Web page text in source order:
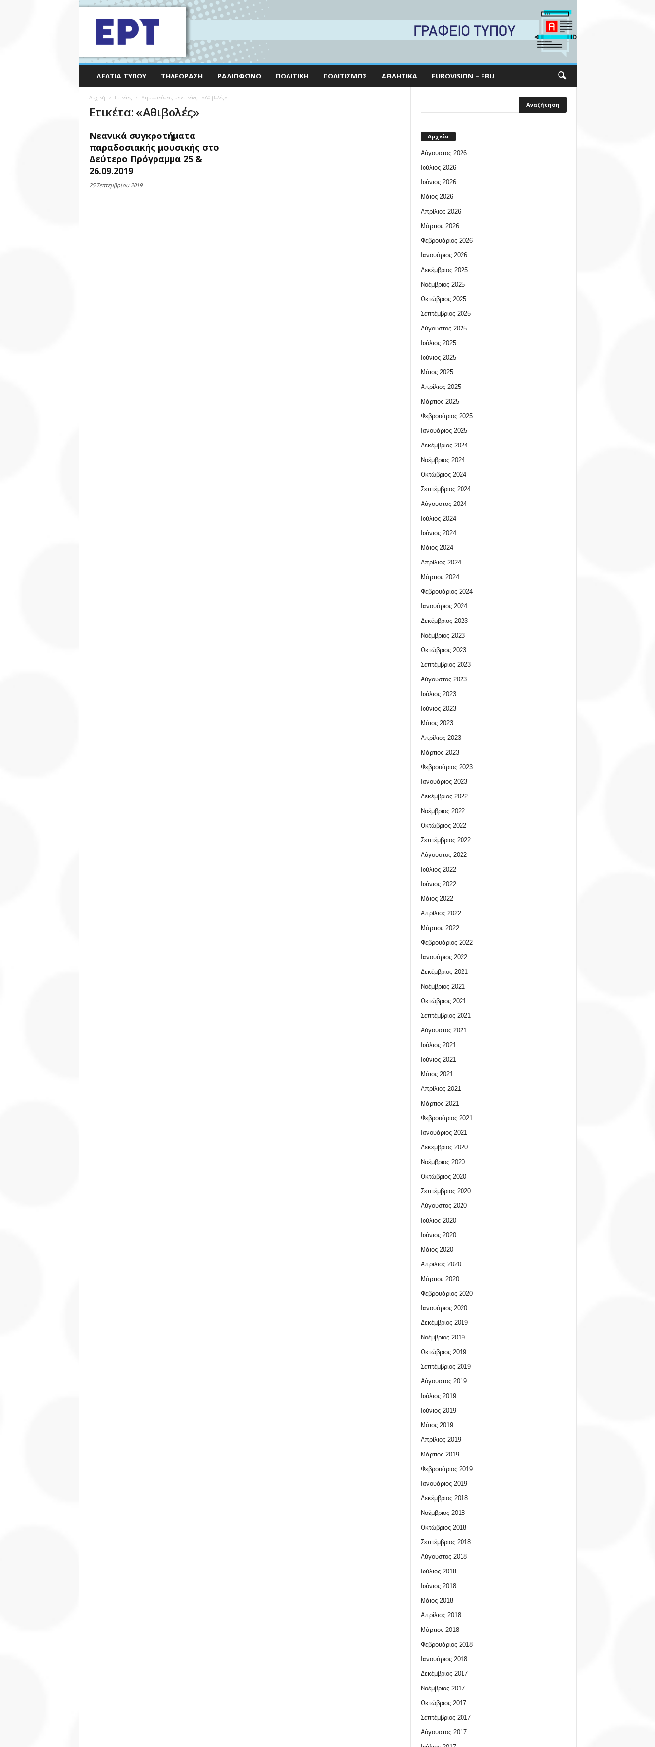
ΔΕΛΤΊΑ ΤΎΠΟΥ ΤΗΛΕΌΡΑΣΗ ΡΑΔΙΌΦΩΝΟ ΠΟΛΙΤΙΚΉ ΠΟΛΙΤΙΣΜΌΣ ΑΘΛΗΤΙΚΆ EUROVISION – EBU
Αρχική Ετικέτες Δημοσιεύσεις με ετικέτες "«Αθιβολές»"
Ετικέτα: «Αθιβολές»
Νεανικά συγκροτήματα
παραδοσιακής μουσικής στο
Δεύτερο Πρόγραμμα 25 &
26.09.2019
25 Σεπτεμβρίου 2019
Αρχείο
Αύγουστος 2026
Ιούλιος 2026
Ιούνιος 2026
Μάιος 2026
Απρίλιος 2026
Μάρτιος 2026
Φεβρουάριος 2026
Ιανουάριος 2026
Δεκέμβριος 2025
Νοέμβριος 2025
Οκτώβριος 2025
Σεπτέμβριος 2025
Αύγουστος 2025
Ιούλιος 2025
Ιούνιος 2025
Μάιος 2025
Απρίλιος 2025
Μάρτιος 2025
Φεβρουάριος 2025
Ιανουάριος 2025
Δεκέμβριος 2024
Νοέμβριος 2024
Οκτώβριος 2024
Σεπτέμβριος 2024
Αύγουστος 2024
Ιούλιος 2024
Ιούνιος 2024
Μάιος 2024
Απρίλιος 2024
Μάρτιος 2024
Φεβρουάριος 2024
Ιανουάριος 2024
Δεκέμβριος 2023
Νοέμβριος 2023
Οκτώβριος 2023
Σεπτέμβριος 2023
Αύγουστος 2023
Ιούλιος 2023
Ιούνιος 2023
Μάιος 2023
Απρίλιος 2023
Μάρτιος 2023
Φεβρουάριος 2023
Ιανουάριος 2023
Δεκέμβριος 2022
Νοέμβριος 2022
Οκτώβριος 2022
Σεπτέμβριος 2022
Αύγουστος 2022
Ιούλιος 2022
Ιούνιος 2022
Μάιος 2022
Απρίλιος 2022
Μάρτιος 2022
Φεβρουάριος 2022
Ιανουάριος 2022
Δεκέμβριος 2021
Νοέμβριος 2021
Οκτώβριος 2021
Σεπτέμβριος 2021
Αύγουστος 2021
Ιούλιος 2021
Ιούνιος 2021
Μάιος 2021
Απρίλιος 2021
Μάρτιος 2021
Φεβρουάριος 2021
Ιανουάριος 2021
Δεκέμβριος 2020
Νοέμβριος 2020
Οκτώβριος 2020
Σεπτέμβριος 2020
Αύγουστος 2020
Ιούλιος 2020
Ιούνιος 2020
Μάιος 2020
Απρίλιος 2020
Μάρτιος 2020
Φεβρουάριος 2020
Ιανουάριος 2020
Δεκέμβριος 2019
Νοέμβριος 2019
Οκτώβριος 2019
Σεπτέμβριος 2019
Αύγουστος 2019
Ιούλιος 2019
Ιούνιος 2019
Μάιος 2019
Απρίλιος 2019
Μάρτιος 2019
Φεβρουάριος 2019
Ιανουάριος 2019
Δεκέμβριος 2018
Νοέμβριος 2018
Οκτώβριος 2018
Σεπτέμβριος 2018
Αύγουστος 2018
Ιούλιος 2018
Ιούνιος 2018
Μάιος 2018
Απρίλιος 2018
Μάρτιος 2018
Φεβρουάριος 2018
Ιανουάριος 2018
Δεκέμβριος 2017
Νοέμβριος 2017
Οκτώβριος 2017
Σεπτέμβριος 2017
Αύγουστος 2017